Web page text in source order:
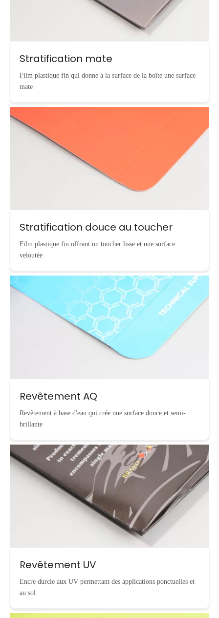
Stratification mate
Film plastique fin qui donne à la surface de la boîte une surface
mate
Stratification douce au toucher
Film plastique fin offrant un toucher lisse et une surface
veloutée
Revêtement AQ
Revêtement à base d'eau qui crée une surface douce et semi-
brillante
Revêtement UV
Encre durcie aux UV permettant des applications ponctuelles et
au sol